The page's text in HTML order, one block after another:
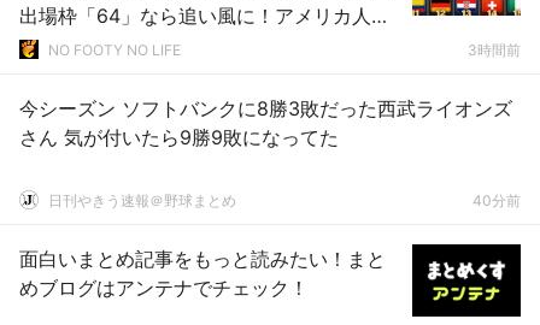
出場枠「64」なら追い風に！アメリカ人も
ポット1争いに熱視線！【海外の反応】
NO FOOTY NO LIFE 3時間前
今シーズン ソフトバンクに8勝3敗だった西武ライオンズ
さん 気が付いたら9勝9敗になってた
日刊やきう速報＠野球まとめ 40分前
面白いまとめ記事をもっと読みたい！まと
めブログはアンテナでチェック！